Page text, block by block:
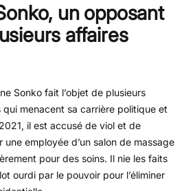
un opposant
affaires
Sonko fait l’objet de plusieurs
qui menacent sa carrière politique et
il est accusé de viol et de
employée d’un salon de massage
pour des soins. Il nie les faits
ourdi par le pouvoir pour l’éliminer